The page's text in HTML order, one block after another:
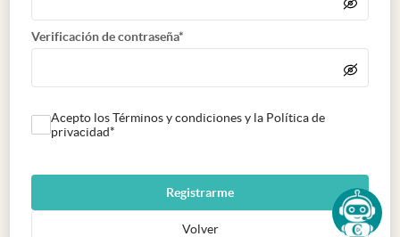
Verificación de contraseña*
Acepto los Términos y condiciones y la Política de
privacidad*
Registrarme
Volver